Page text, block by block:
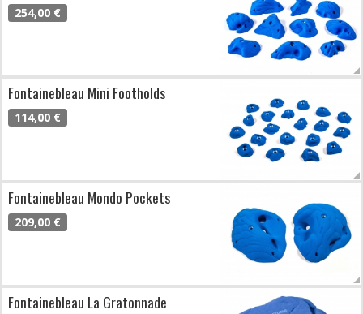
254,00 €
Fontainebleau Mini Footholds
114,00 €
Fontainebleau Mondo Pockets
209,00 €
Fontainebleau La Gratonnade